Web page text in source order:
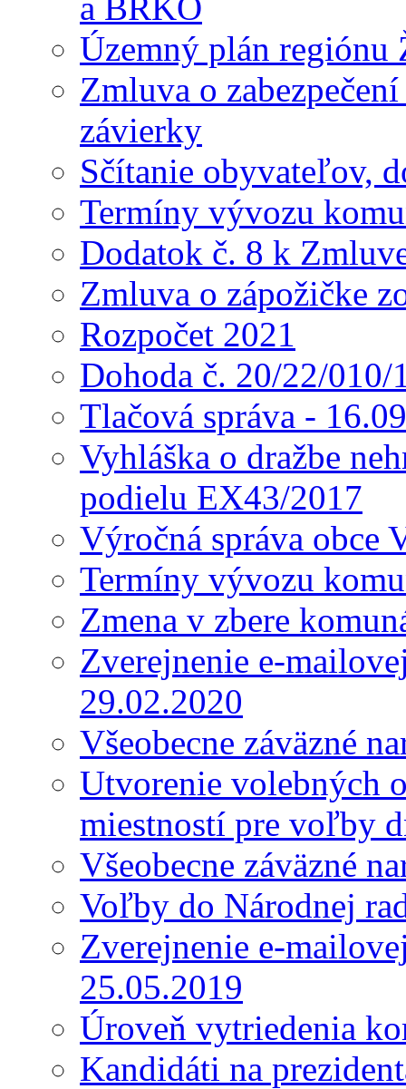
Územný plán regiónu
Zmluva o
závierky
Sčítanie obyvateľov,
Termíny vývozu
Dodatok č. 8 k
Zmluva o zápožičke
Rozpočet 2021
Dohoda č. 20/22/
Tlačová správa -
Vyhláška o dražbe
podielu EX43/2017
Výročná správa obce
Termíny vývozu
Zmena v zbere
Zverejnenie e-
29.02.2020
Všeobecne záväzné
Utvorenie volebných
miestností pre voľby
Všeobecne záväzné
Voľby do Národnej
Zverejnenie e-
25.05.2019
Úroveň vytriedenia
Kandidáti na